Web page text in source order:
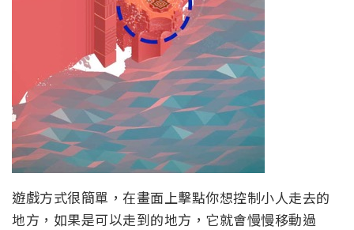
遊戲方式很簡單，在畫面上擊點你想控制小人走去的
地方，如果是可以走到的地方，它就會慢慢移動過